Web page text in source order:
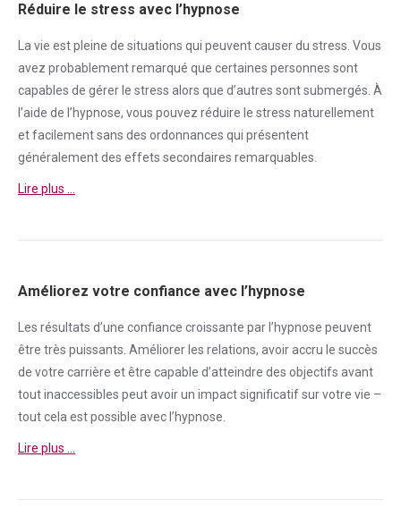
Réduire le stress avec l’hypnose
La vie est pleine de situations qui peuvent causer du stress . Vous
avez probablement remarqué que certaines personnes sont
capables de gérer le stress alors que d’autres sont submergés. À
l’aide de l’hypnose, vous pouvez réduire le stress naturellement
et facilement sans des ordonnances qui présentent
généralement des effets secondaires remarquables.
Lire plus …
Améliorez votre confiance avec l’hypnose
Les résultats d’une confiance croissante par l’hypnose peuvent
être très puissants. Améliorer les relations, avoir accru le succès
de votre carrière et être capable d’atteindre des objectifs avant
tout inaccessibles peut avoir un impact significatif sur votre vie –
tout cela est possible avec l’hypnose.
Lire plus …